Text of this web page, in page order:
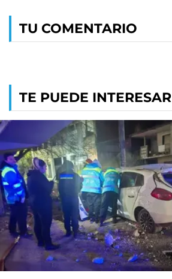
TU COMENTARIO
TE PUEDE INTERESAR